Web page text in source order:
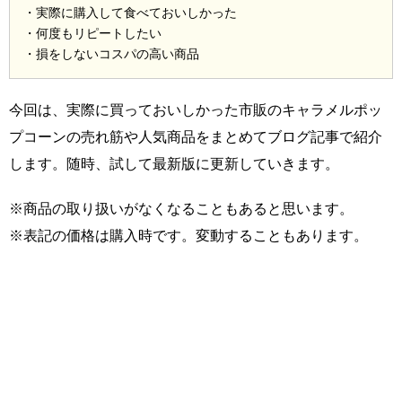
・実際に購入して食べておいしかった
・何度もリピートしたい
・損をしないコスパの高い商品
今回は、実際に買っておいしかった市販のキャラメルポッ
プコーンの売れ筋や人気商品をまとめてブログ記事で紹介
します。随時、試して最新版に更新していきます。
※商品の取り扱いがなくなることもあると思います。
※表記の価格は購入時です。変動することもあります。